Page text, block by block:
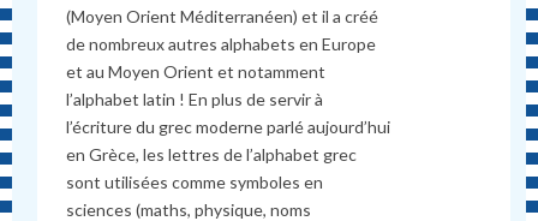
(Moyen Orient Méditerranéen) et il a créé
de nombreux autres alphabets en Europe
et au Moyen Orient et notamment
l’alphabet latin ! En plus de servir à
l’écriture du grec moderne parlé aujourd’hui
en Grèce, les lettres de l’alphabet grec
sont utilisées comme symboles en
sciences (maths, physique, noms